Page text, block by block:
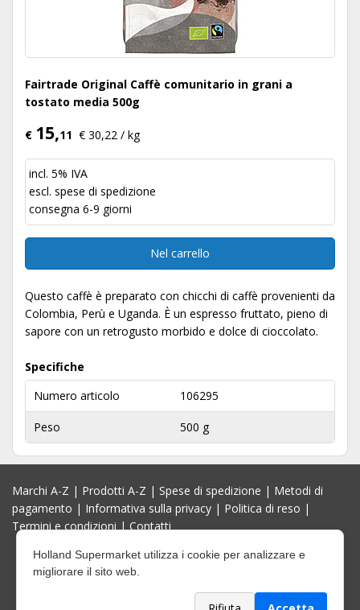
Fairtrade Original Caffè comunitario in grani a
tostato media 500g
€ 15,11 € 30,22 / kg
incl. 5% IVA
escl. spese di spedizione
consegna 6-9 giorni
Nel carrello
Questo caffè è preparato con chicchi di caffè provenienti da
Colombia, Perù e Uganda. È un espresso fruttato, pieno di
sapore con un retrogusto morbido e dolce di cioccolato.
Specifiche
Numero articolo
106295
Peso 500 g
Marchi A-Z | Prodotti A-Z | Spese di spedizione | Metodi di
pagamento | Informativa sulla privacy | Politica di reso |
Termini e condizioni|Contatti
Holland Supermarket utilizza i cookie per analizzare e
migliorare il sito web.